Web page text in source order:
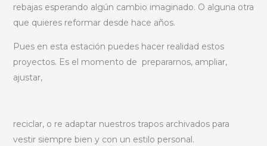
rebajas esperando algún cambio imaginado. O alguna otra
que quieres reformar desde hace años.
Pues en esta estación puedes hacer realidad estos
proyectos. Es el momento de prepararnos, ampliar,
ajustar,
reciclar, o re adaptar nuestros trapos archivados para
vestir siempre bien y con un estilo personal.